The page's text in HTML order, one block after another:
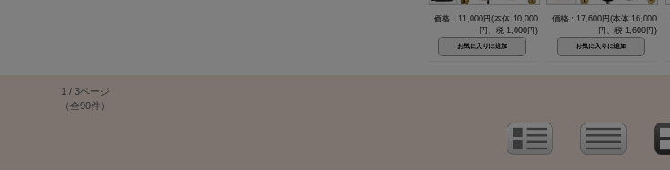
価格：11,000円(本体 10,000
円、税 1,000円)
価格：17,600円(本体 16,000
円、税 1,600円)
1 / 3ページ
（全90件）